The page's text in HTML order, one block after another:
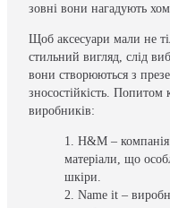
зовні вони нагадують
Щоб аксесуари мали не
стильний вигляд, слід
вони створюються з
зносостійкість. Попитом
виробників:
H&M – компанія
матеріали, що
шкіри.
Name it –